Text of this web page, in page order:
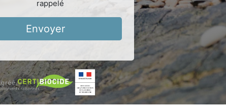
rappelé
Envoyer